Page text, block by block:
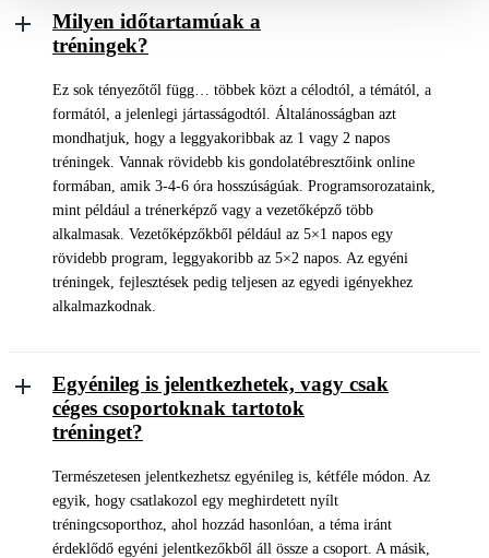
Milyen időtartamúak a
tréningek?
Ez sok tényezőtől függ… többek közt a célodtól, a témától, a
formától, a jelenlegi jártasságodtól. Általánosságban azt
mondhatjuk, hogy a leggyakoribbak az 1 vagy 2 napos
tréningek. Vannak rövidebb kis gondolatébresztőink online
formában, amik 3-4-6 óra hosszúságúak. Programsorozataink,
mint például a trénerképző vagy a vezetőképző több
alkalmasak. Vezetőképzőkből például az 5×1 napos egy
rövidebb program, leggyakoribb az 5×2 napos. Az egyéni
tréningek, fejlesztések pedig teljesen az egyedi igényekhez
alkalmazkodnak.
Egyénileg is jelentkezhetek, vagy csak
céges csoportoknak tartotok
tréninget?
Természetesen jelentkezhetsz egyénileg is, kétféle módon. Az
egyik, hogy csatlakozol egy meghirdetett nyílt
tréningcsoporthoz, ahol hozzád hasonlóan, a téma iránt
érdeklődő egyéni jelentkezőkből áll össze a csoport. A másik,